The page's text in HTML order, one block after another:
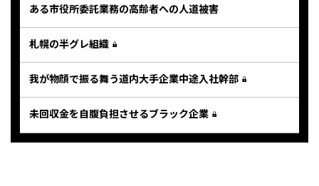
ある市役所委託業務の高齢者への人道被害
札幌の半グレ組織
我が物顔で振る舞う道内大手企業中途入社幹部
未回収金を自腹負担させるブラック企業